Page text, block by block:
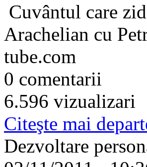
Cuvântul care
Arachelian cu
tube.com
0 comentarii
6.596 vizualizari
Citeşte mai
Dezvoltare